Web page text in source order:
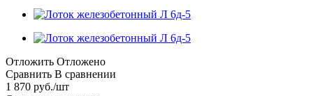
Отложить Отложено
Сравнить В сравнении
1 870 руб./шт